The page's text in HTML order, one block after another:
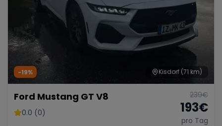
Kisdorf (71 km)
-19%
Ford Mustang GT V8
0.0 (0)
239€
193€
pro Tag